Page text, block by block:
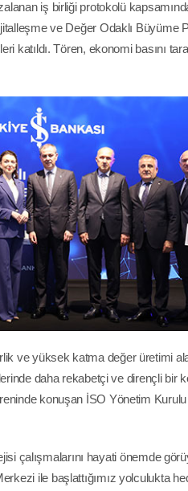
iş birliği protokolü
ve Değer Odaklı Büyüme
Tören, ekonomi basını
ve yüksek katma değer üretimi
daha rekabetçi ve dirençli bir
konuşan İSO Yönetim Kurulu
çalışmalarını hayati önemde
ile başlattığımız yolculukta